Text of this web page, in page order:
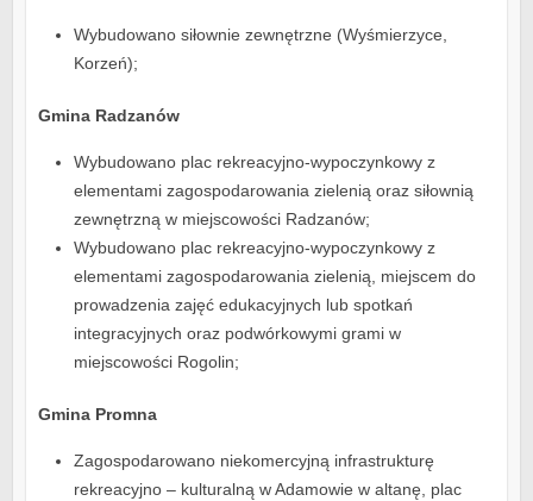
Wybudowano siłownie zewnętrzne (Wyśmierzyce,
Korzeń);
Gmina Radzanów
Wybudowano plac rekreacyjno-wypoczynkowy z
elementami zagospodarowania zielenią oraz siłownią
zewnętrzną w miejscowości Radzanów;
Wybudowano plac rekreacyjno-wypoczynkowy z
elementami zagospodarowania zielenią, miejscem do
prowadzenia zajęć edukacyjnych lub spotkań
integracyjnych oraz podwórkowymi grami w
miejscowości Rogolin;
Gmina Promna
Zagospodarowano niekomercyjną infrastrukturę
rekreacyjno – kulturalną w Adamowie w altanę, plac